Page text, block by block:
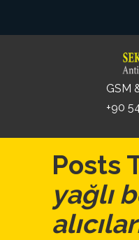
GSM
+90
Posts
yağlı